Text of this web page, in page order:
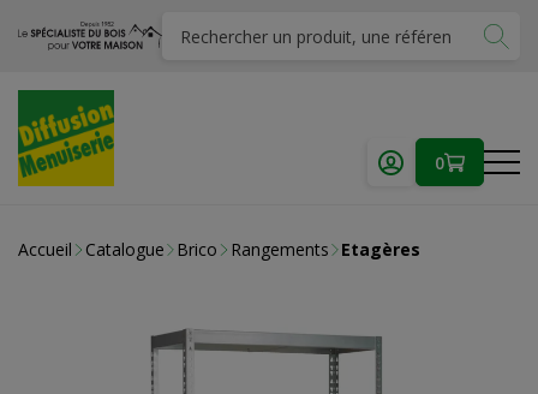
0
Accueil Catalogue Brico Rangements Etagères